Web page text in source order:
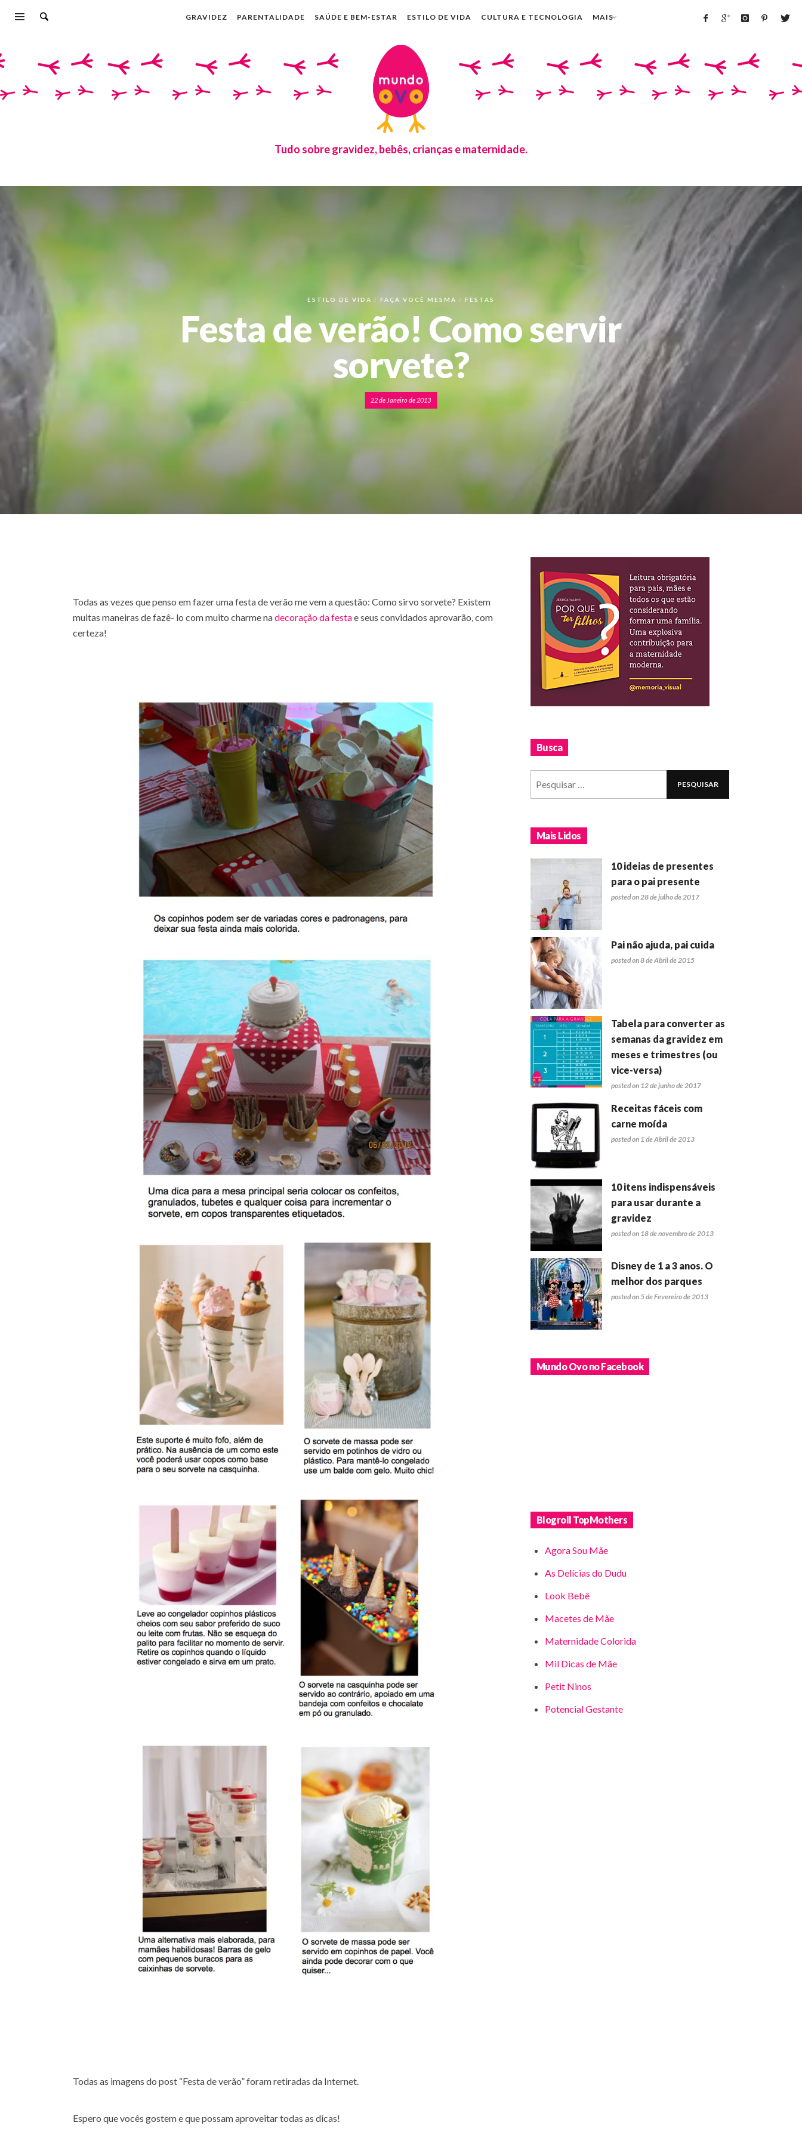
GRAVIDEZ PARENTALIDADE SAÚDE E BEM-ESTAR ESTILO DE VIDA CULTURA E TECNOLOGIA MAIS
Tudo sobre gravidez, bebês, crianças e maternidade.
ESTILO DE VIDA FAÇA VOCÊ MESMA FESTAS
Festa de verão! Como servir
sorvete?
22 de Janeiro de 2013
Todas as vezes que penso em fazer uma festa de verão me vem a questão: Como sirvo sorvete? Existem
muitas maneiras de fazê- lo com muito charme nadecoração da festae seus convidados aprovarão, com
certeza!
Todas as imagens do post “Festa de verão” foram retiradas da Internet.
Espero que vocês gostem e que possam aproveitar todas as dicas!
Busca
Mais Lidos
10 ideias de presentes
para o pai presente
posted on 28 de julho de 2017
Pai não ajuda, pai cuida
posted on 8 de Abril de 2015
Tabela para converter as
semanas da gravidez em
meses e trimestres (ou
vice-versa)
posted on 12 de junho de 2017
Receitas fáceis com
carne moída
posted on 1 de Abril de 2013
10 itens indispensáveis
para usar durante a
gravidez
posted on 18 de novembro de 2013
Disney de 1 a 3 anos. O
melhor dos parques
posted on 5 de Fevereiro de 2013
Mundo Ovo no Facebook
Blogroll TopMothers
Agora Sou Mãe
As Delícias do Dudu
Look Bebê
Macetes de Mãe
Maternidade Colorida
Mil Dicas de Mãe
Petit Ninos
Potencial Gestante